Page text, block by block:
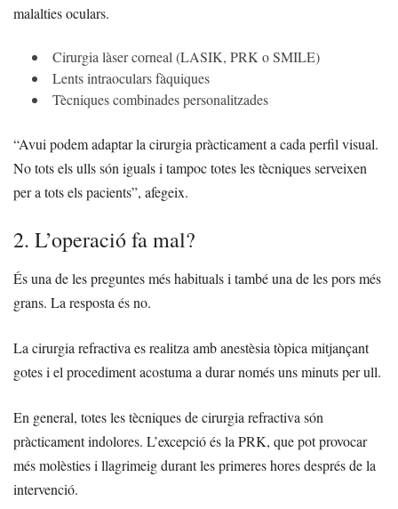
malalties oculars.
Cirurgia làser corneal (LASIK, PRK o SMILE)
Lents intraoculars fàquiques
Tècniques combinades personalitzades
“Avui podem adaptar la cirurgia pràcticament a cada perfil visual.
No tots els ulls són iguals i tampoc totes les tècniques serveixen
per a tots els pacients”, afegeix.
2. L’operació fa mal?
És una de les preguntes més habituals i també una de les pors més
grans. La resposta és no.
La cirurgia refractiva es realitza amb anestèsia tòpica mitjançant
gotes i el procediment acostuma a durar només uns minuts per ull.
En general, totes les tècniques de cirurgia refractiva són
pràcticament indolores. L’excepció és la PRK, que pot provocar
més molèsties i llagrimeig durant les primeres hores després de la
intervenció.